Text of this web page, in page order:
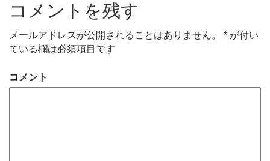
コメントを残す
メールアドレスが公開されることはありません。 * が付い
ている欄は必須項目です
コメント